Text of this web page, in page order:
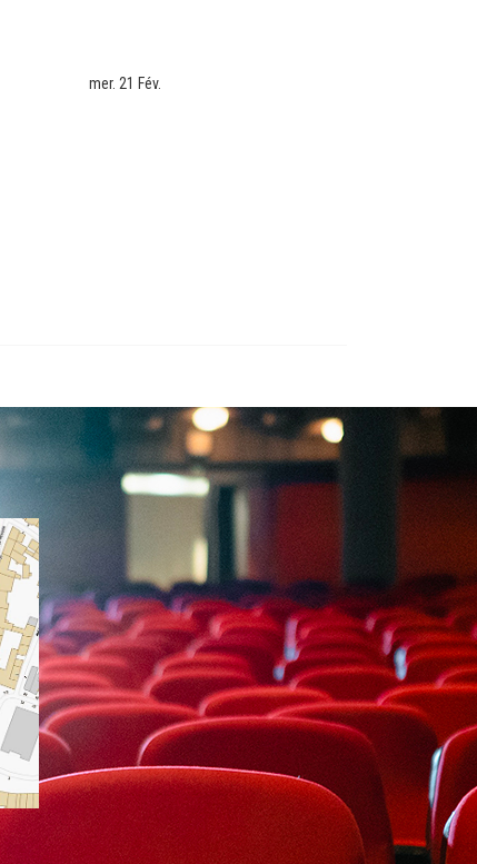
mer. 21 Fév.